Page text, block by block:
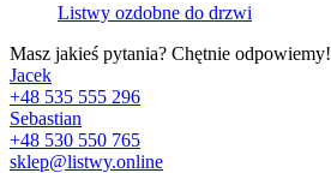
Listwy ozdobne do drzwi
Masz jakieś pytania? Chętnie odpowiemy!
Jacek
+48 535 555 296
Sebastian
+48 530 550 765
sklep@listwy.online